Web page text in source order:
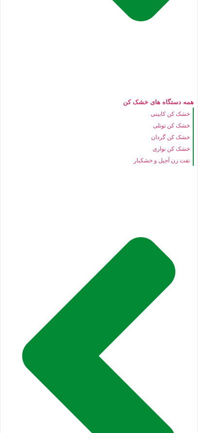
همه دستگاه های خشک کن
خشک کن کابینی
خشک کن تونلی
خشک کن گردان
خشک کن نواری
تفت زن آجیل و خشکبار